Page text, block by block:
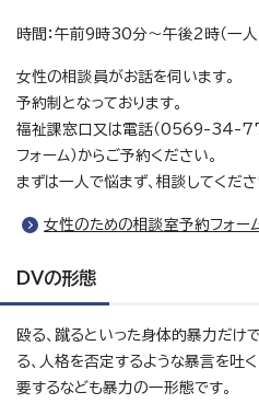
時間：午前9時30分～午後2時（一
女性の相談員がお話を伺います。
予約制となっております。
福祉課窓口又は電話（0569-34-
フォーム）からご予約ください。
まずは一人で悩まず、相談してくださ
女性のための相談室予約フォー
DVの形態
殴る、蹴るといった身体的暴力だけ
る、人格を否定するような暴言を吐
要するなども暴力の一形態です。